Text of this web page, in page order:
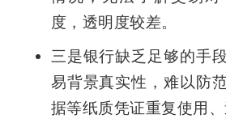
爱
搞
度，透明度较差。
三是银行缺乏足够的手
易背景真实性，难以防
据等纸质凭证重复使用